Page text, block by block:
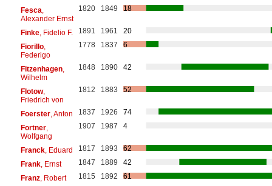
Fesca
Alexander Ernst
1820 1849 18
Finke, Fidelio F. 1891 1961
20
Fiorillo,
Federigo
1778 1837 6
Fitzenhagen,
Wilhelm
1848 1890 42
Flotow,
Friedrich von
1812 1883 52
Foerster, Anton 1837 1926
74
Fortner,
Wolfgang
1907 1987 4
Franck, Eduard 1817 1893
62
Frank, Ernst 1847 1889
42
Franz, Robert 1815 1892
61